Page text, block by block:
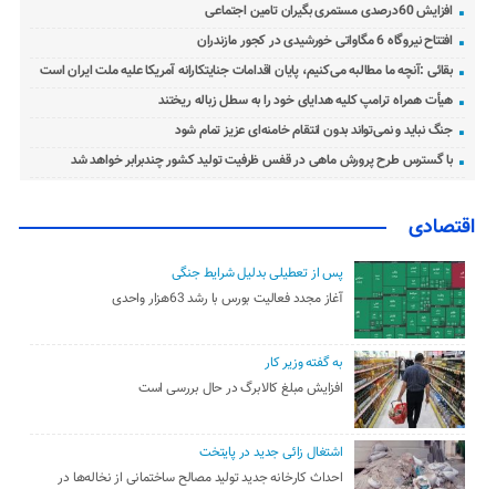
افزایش 60درصدی مستمری بگیران تامین اجتماعی
افتتاح نیروگاه 6 مگاواتی خورشیدی در کجور مازندران
بقائی :آنچه ما مطالبه می‌کنیم، پایان اقدامات جنایتکارانه آمریکا علیه ملت ایران است
هیأت همراه ترامپ کلیه هدایای خود را به سطل زباله ریختند
جنگ نباید و نمی‌تواند بدون انتقام خامنه‌ای عزیز تمام شود
با گسترس طرح پرورش ماهی در قفس ظرفیت تولید کشور چندبرابر خواهد شد
اقتصادی
پس از تعطیلی بدلیل شرایط جنگی
آغاز مجدد فعالیت بورس با رشد 63هزار واحدی
به گفته وزیر کار
افزایش مبلغ کالابرگ در حال بررسی است
اشتغال زائی جدید در پایتخت
احداث کارخانه جدید تولید مصالح ساختمانی از نخاله‌ها در